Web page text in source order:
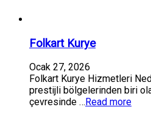
Folkart Kurye
Ocak 27, 2026
Folkart Kurye Hizmetleri
prestijli bölgelerinden biri
çevresinde … Read more